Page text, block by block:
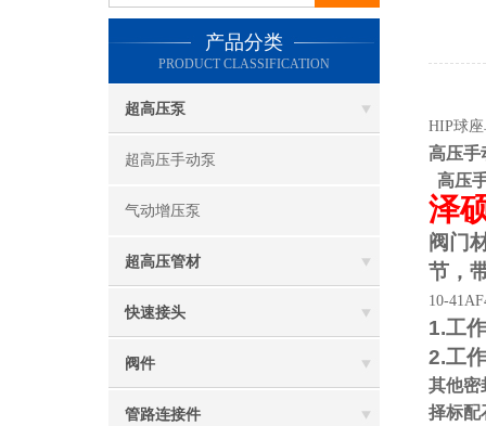
产品分类
PRODUCT CLASSIFICATION
超高压泵
超高压手动泵
气动增压泵
超高压管材
快速接头
阀件
管路连接件
HIP球
高压手
高压
泽
阀门
节，
10-
1.工
2.工
其他密
择标配